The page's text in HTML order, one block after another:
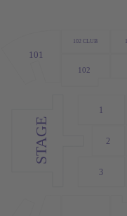
3
2
1
101
102
102 CLUB
STAGE